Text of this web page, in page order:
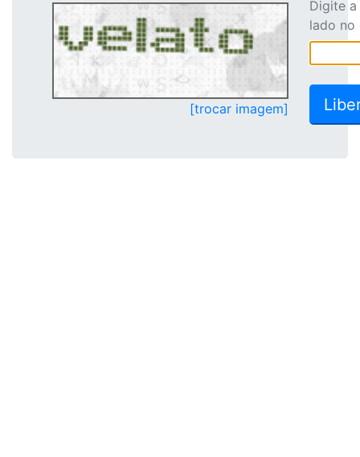
[trocar imagem]
Digite
lado no